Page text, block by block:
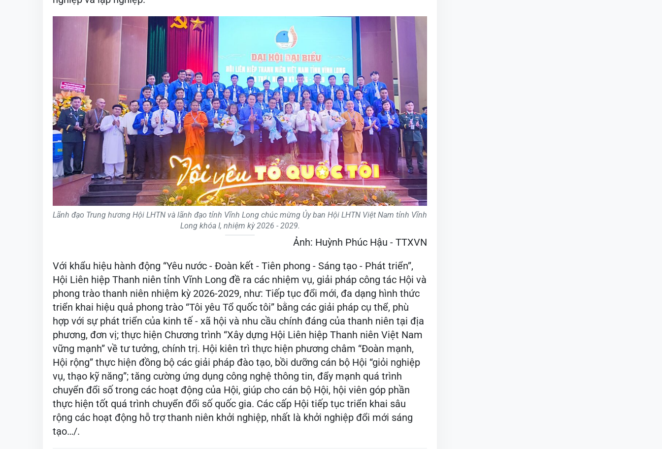
Lãnh đạo Trung hương Hội LHTN và lãnh đạo tỉnh Vĩnh Long chúc mừng Ủy ban Hội LHTN Việt Nam tỉnh Vĩnh
Long khóa I, nhiệm kỳ 2026 - 2029.
Ảnh: Huỳnh Phúc Hậu - TTXVN
Với khẩu hiệu hành động “Yêu nước - Đoàn kết - Tiên phong - Sáng tạo - Phát triển”,
Hội Liên hiệp Thanh niên tỉnh Vĩnh Long đề ra các nhiệm vụ, giải pháp công tác Hội và
phong trào thanh niên nhiệm kỳ 2026-2029, như: Tiếp tục đổi mới, đa dạng hình thức
triển khai hiệu quả phong trào “Tôi yêu Tổ quốc tôi” bằng các giải pháp cụ thể, phù
hợp với sự phát triển của kinh tế - xã hội và nhu cầu chính đáng của thanh niên tại địa
phương, đơn vị; thực hiện Chương trình “Xây dựng Hội Liên hiệp Thanh niên Việt Nam
vững mạnh” về tư tưởng, chính trị. Hội kiên trì thực hiện phương châm “Đoàn mạnh,
Hội rộng” thực hiện đồng bộ các giải pháp đào tạo, bồi dưỡng cán bộ Hội “giỏi nghiệp
vụ, thạo kỹ năng”; tăng cường ứng dụng công nghệ thông tin, đẩy mạnh quá trình
chuyển đổi số trong các hoạt động của Hội, giúp cho cán bộ Hội, hội viên góp phần
thực hiện tốt quá trình chuyển đổi số quốc gia. Các cấp Hội tiếp tục triển khai sâu
rộng các hoạt động hỗ trợ thanh niên khởi nghiệp, nhất là khởi nghiệp đổi mới sáng
tạo…/.